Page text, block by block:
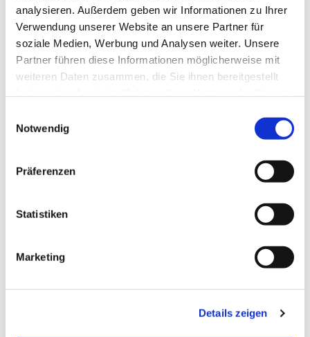
analysieren. Außerdem geben wir Informationen zu Ihrer
Verwendung unserer Website an unsere Partner für
soziale Medien, Werbung und Analysen weiter. Unsere
Partner führen diese Informationen möglicherweise mit
weiteren Daten zusammen, die Sie ihnen bereitgestellt
Notwendig
Präferenzen
Statistiken
Marketing
Details zeigen
60 Mitglieder aus unterschiedlicher Berufsgruppen singen
gegenwärtig in unserem Chor.